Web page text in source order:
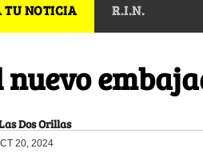
TU NOTICIA R.I.N.
nuevo
Dos Orillas
20, 2024